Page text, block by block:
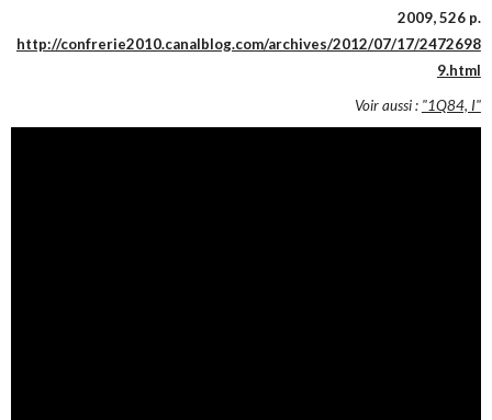
2009, 526 p.
http://confrerie2010.canalblog.com/archives/2012/07/17/2472698
9.html
Voir aussi : "1Q84, I"